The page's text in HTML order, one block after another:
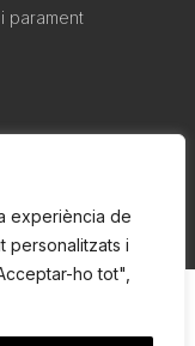
experiència de
personalitzats i
ho tot",
parament